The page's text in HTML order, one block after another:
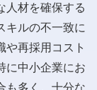
人材を確保する
キルの不一致に
や再採用コスト
に中小企業にお
も多く、十分な